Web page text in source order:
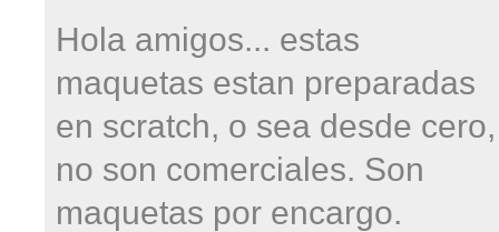
Hola amigos... estas
maquetas estan preparadas
en scratch, o sea desde cero,
no son comerciales. Son
maquetas por encargo.